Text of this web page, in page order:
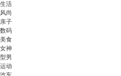
生活
风尚
亲子
数码
美食
女神
型男
运动